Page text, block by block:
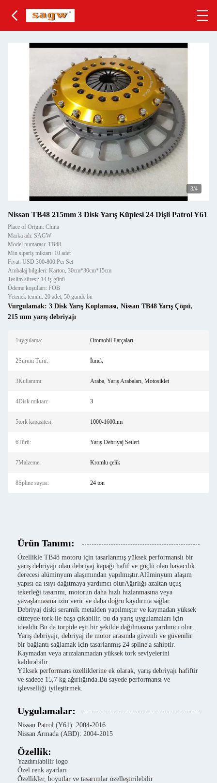
3/4
Nissan TB48 215mm 3 Disk Yarış Küplesi 24 Dişli Patrol Y61
Place of Origin: China
Marka adı: SAGW
Model numarası: TB48
Min sipariş miktarı: 10 adet
Fiyat: USD 300-800 Per Set
Ambalaj bilgileri: Karton, 30cm*30cm*15cm
Teslim süresi: 14 iş günü
Ödeme koşulları: FOB
Yetenek temini: 20 adet, 50 günde bir
Vurgulamak: 3 Disk Yarış Koplaması, Nissan TB48 Yarış Çöpü,
215 mm yarış debriyajı
1uygulama: Otomobil Parçaları
2Sürüm Türü: İtmek
3Kullanımı: Araba, Yarış Arabaları, Motosiklet
4Disk miktarı: 3
5tork kapasitesi: 1000-1600nm
6Türü: Yarış Debriyaj Setleri
7Malzeme: Kromlu çelik
8Spline sayısı: 24 ton
Ürün Tanımı:
Özellikle TB48 motoru için tasarlanmış yüksek performanslı bir
yarış debriyajı olan debriyaj kapağı hafif ve güçlü olan havacılık
derecesi alüminyum alaşımından yapılmıştır.Alüminyum alaşım
yapısı da ısıyı dağıtmaya yardımcı olurAğırlığı azaltan uçuş
tekerleği tasarımı, motorun daha hızlı hızlanmasına veya
yavaşlamasına izin verir ve daha doğru kaydırma sağlar.
Debriyaj diski seramik metalden yapılmıştır ve kaymadan yüksek
düzeyde tork ile başa çıkabilir, bu da yarış uygulamaları için
idealdir.Bu da torpide eşit bir şekilde dağılmasına yardımcı olur..
Yarış debriyajı, debriyaj ile motor arasında güvenli ve güvenilir
bir bağlantı sağlamak için tasarlanmış 24 spline'a sahiptir.
Kaymadan veya arızalanmadan yüksek tork seviyelerini
kaldırabilir.
Yüksek performans özelliklerine ek olarak, yarış debriyajı hafiftir
ve sadece 15,7 kg ağırlığında.Bu sayede performansı ve
işlevselliği iyileştirmek.
Uygulamalar:
Nissan Patrol (Y61): 2004-2016
Nissan Armada (ABD): 2004-2015
Özellik:
Yazdırılabilir logo
Özel renk ayarları
Özellikler, boyutlar ve tasarımlar özelleştirilebilir